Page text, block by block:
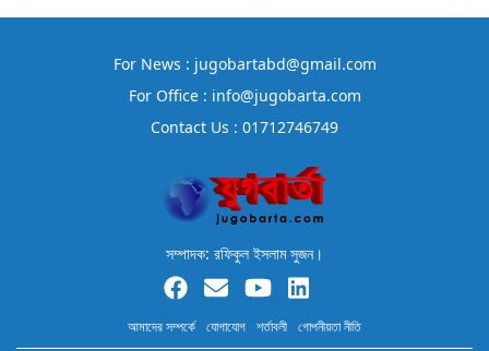
For News : jugobartabd@gmail.com
For Office : info@jugobarta.com
Contact Us : 01712746749
সম্পাদক: রফিকুল ইসলাম সুজন।
আমাদের সম্পর্কে যোগাযোগ শর্তাবলী গোপনীয়তা নীতি